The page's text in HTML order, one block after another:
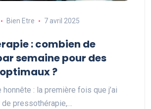
Bien Etre 7 avril 2025
: combien de
semaine pour des
?
honnête : la première fois que j’ai
de pressothérapie,…